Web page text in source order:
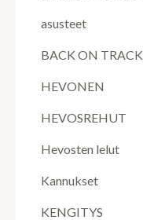
asusteet
BACK ON TRACK
HEVONEN
HEVOSREHUT
Hevosten lelut
Kannukset
KENGITYS